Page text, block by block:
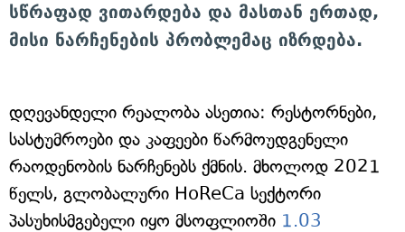
სწრაფად ვითარდება და მასთან ერთად,
მისი ნარჩენების პრობლემაც იზრდება.
დღევანდელი რეალობა ასეთია: რესტორნები,
სასტუმროები და კაფეები წარმოუდგენელი
რაოდენობის ნარჩენებს ქმნის. მხოლოდ 2021
წელს, გლობალური HoReCa სექტორი
პასუხისმგებელი იყო მსოფლიოში 1.03